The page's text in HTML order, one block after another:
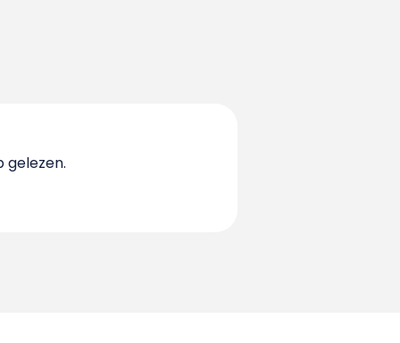
gelezen.